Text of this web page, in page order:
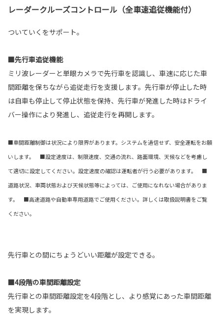
レーダークルーズコントロール（全車速追従機能付）
ついていくをサポート。
■先行車追従機能
ミリ波レーダーと単眼カメラで先行車を認識し、車速に応じた車
間距離を保ちながら追従走行を支援します。先行車が停止した時
は自車も停止して停止状態を保持、先行車が発進した時はドライ
バー操作により発進し、追従走行を再開します。
■車間距離制御は状況により限界があります。システムを過信せず、安全運転をお願
いします。 ■設定速度は、制限速度、交通の流れ、路面環境、天候などを考慮し
て適切に設定してください。設定速度の確認は運転者が行う必要があります。 ■
道路状況、車両状態および天候状態等によっては、ご使用になれない場合がありま
す。 ■高速道路や自動車専用道路でご使用ください。詳しくは取扱説明書をご覧
ください。
先行車との間にちょうどいい距離が設定できる。
■4段階の車間距離設定
先行車との車間距離設定を4段階とし、より感覚にあった車間距離
を実現します。